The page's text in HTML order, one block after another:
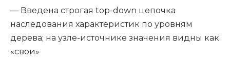
— Введена строгая top-down цепочка
наследования характеристик по уровням
дерева; на узле-источнике значения видны как
«свои»